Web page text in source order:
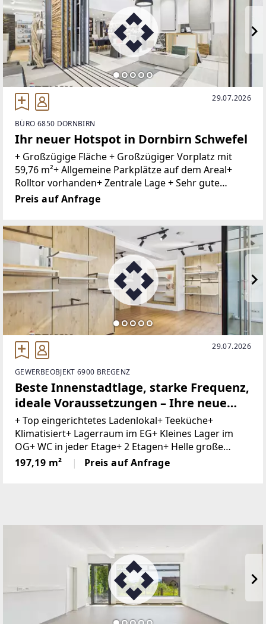
29.07.2026
BÜRO 6850 DORNBIRN
Ihr neuer Hotspot in Dornbirn Schwefel
+ Großzügige Fläche + Großzügiger Vorplatz mit
59,76 m²+ Allgemeine Parkplätze auf dem Areal+
Rolltor vorhanden+ Zentrale Lage + Sehr gute
Infrastruktur+ Nahversorger und Dienstleister in
der Nähe + Öffentliche Verkehrsmittel
Preis auf Anfrage
29.07.2026
GEWERBEOBJEKT 6900 BREGENZ
Beste Innenstadtlage, starke Frequenz,
ideale Voraussetzungen – Ihre neue
Geschäftsadresse in Bregenz
+ Top eingerichtetes Ladenlokal+ Teeküche+
Klimatisiert+ Lagerraum im EG+ Kleines Lager im
OG+ WC in jeder Etage+ 2 Etagen+ Helle große
Geschäftsflächen + Zentrale Lage+ Im Stadtzentrum
gelegen+ Hohe FußgängerfrequenzSichern
197,19 m² Preis auf Anfrage